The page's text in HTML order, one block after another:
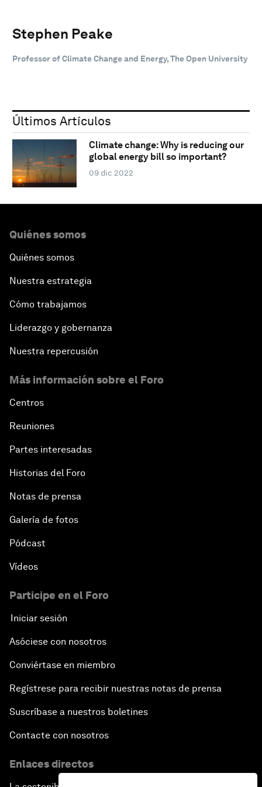
Stephen Peake
Professor of Climate Change and Energy, The Open University
Últimos Artículos
Climate change: Why is reducing our
global energy bill so important?
09 dic 2022
Quiénes somos
Quiénes somos
Nuestra estrategia
Cómo trabajamos
Liderazgo y gobernanza
Nuestra repercusión
Más información sobre el Foro
Centros
Reuniones
Partes interesadas
Historias del Foro
Notas de prensa
Galería de fotos
Pódcast
Vídeos
Participe en el Foro
Iniciar sesión
Asóciese con nosotros
Conviértase en miembro
Regístrese para recibir nuestras notas de prensa
Suscríbase a nuestros boletines
Contacte con nosotros
Enlaces directos